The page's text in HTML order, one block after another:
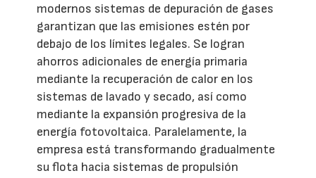
modernos sistemas de depuración de gases
garantizan que las emisiones estén por
debajo de los límites legales. Se logran
ahorros adicionales de energía primaria
mediante la recuperación de calor en los
sistemas de lavado y secado, así como
mediante la expansión progresiva de la
energía fotovoltaica. Paralelamente, la
empresa está transformando gradualmente
su flota hacia sistemas de propulsión